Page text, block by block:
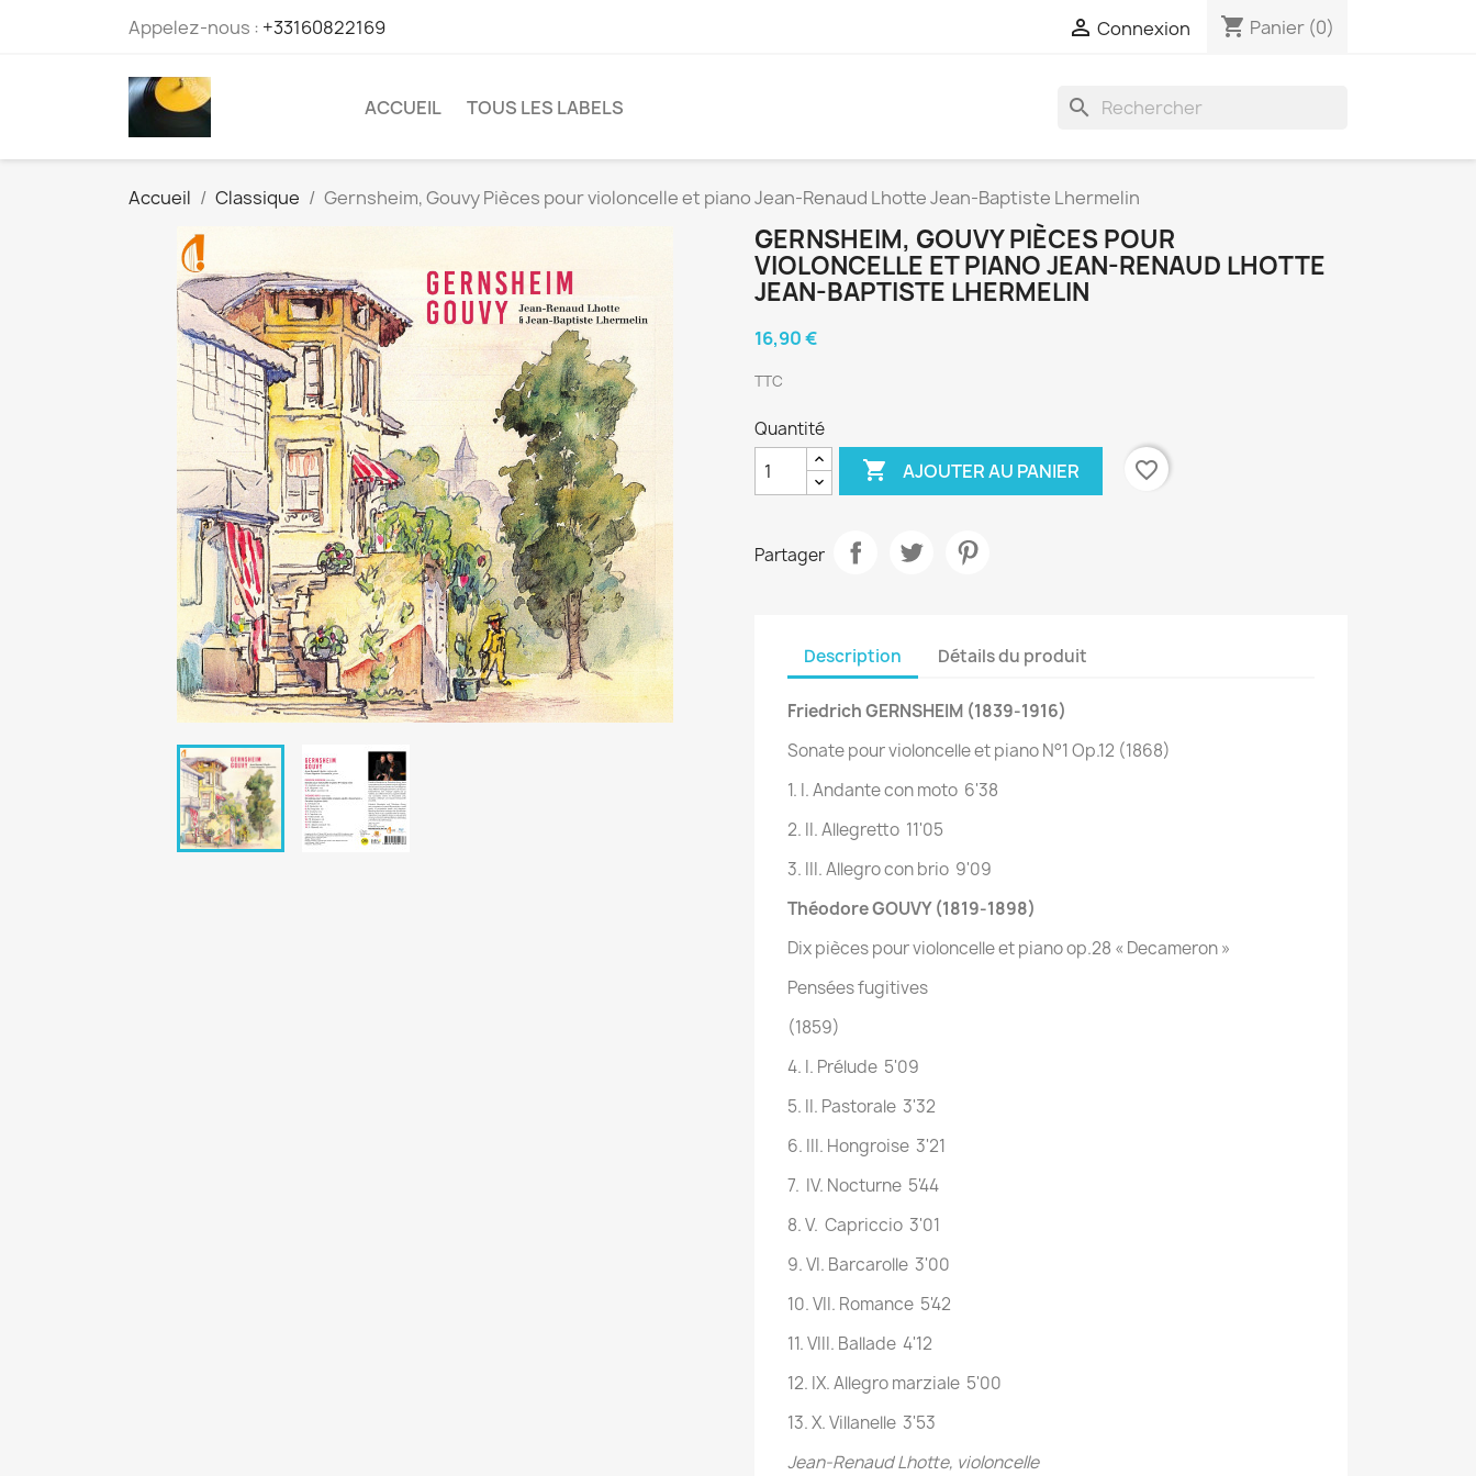
Appelez-nous : +33160822169  Connexion shopping_cart Panier (0)
ACCUEIL TOUS LES LABELS search
Accueil Classique Gernsheim, Gouvy Pièces pour violoncelle et piano Jean-Renaud Lhotte Jean-Baptiste Lhermelin
GERNSHEIM, GOUVY PIÈCES POUR
VIOLONCELLE ET PIANO JEAN-RENAUD LHOTTE
JEAN-BAPTISTE LHERMELIN
16,90 €
TTC
Quantité
 AJOUTER AU PANIER favorite_border
Partager
Description Détails du produit
Friedrich GERNSHEIM (1839-1916)
Sonate pour violoncelle et piano N°1 Op.12 (1868)
1. I. Andante con moto 6'38
2. II. Allegretto 11'05
3. III. Allegro con brio 9'09
Théodore GOUVY (1819-1898)
Dix pièces pour violoncelle et piano op.28 « Decameron »
Pensées fugitives
(1859)
4. I. Prélude 5'09
5. II. Pastorale 3'32
6. III. Hongroise 3'21
7. IV. Nocturne 5'44
8. V. Capriccio 3'01
9. VI. Barcarolle 3'00
10. VII. Romance 5'42
11. VIII. Ballade 4'12
12. IX. Allegro marziale 5'00
13. X. Villanelle 3'53
Jean-Renaud Lhotte, violoncelle